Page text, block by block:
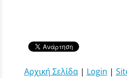
Αρχική Σελίδα| Login |